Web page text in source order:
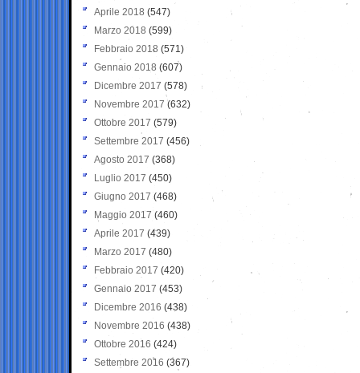
Aprile 2018 (547)
Marzo 2018 (599)
Febbraio 2018 (571)
Gennaio 2018 (607)
Dicembre 2017 (578)
Novembre 2017 (632)
Ottobre 2017 (579)
Settembre 2017 (456)
Agosto 2017 (368)
Luglio 2017 (450)
Giugno 2017 (468)
Maggio 2017 (460)
Aprile 2017 (439)
Marzo 2017 (480)
Febbraio 2017 (420)
Gennaio 2017 (453)
Dicembre 2016 (438)
Novembre 2016 (438)
Ottobre 2016 (424)
Settembre 2016 (367)